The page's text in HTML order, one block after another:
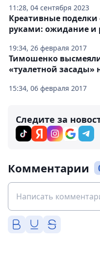
11:28, 04 сентября 2023
19:34, 26 февраля 2017
Креативные
руками: ожидание и
15:34, 06 февраля 2017
Тимошенко
«туалетной засады»
Следите за
Комментарии